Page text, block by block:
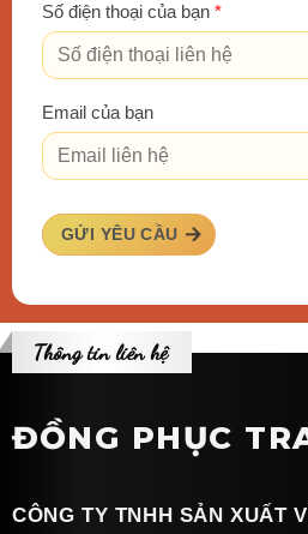
Số điện thoại của bạn *
Email của bạn
GỬI YÊU CẦU
Thông tin liên hệ
ĐỒNG PHỤC
CÔNG TY TNHH SẢN XUẤT